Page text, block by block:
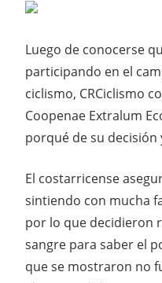
Luego de conocerse
participando en el
ciclismo, CRCiclismo
Coopenae Extralum
porqué de su decisión
El costarricense
sintiendo con mucha
por lo que decidieron
sangre para saber el
que se mostraron no